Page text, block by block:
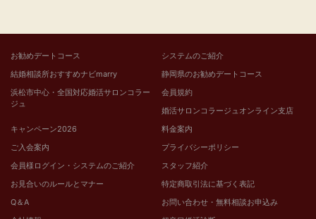
お勧めデートコース
システムのご紹介
結婚相談所おすすめナビmarry
静岡県のお勧めデートコース
浜松市中心・全国対応婚活サロンコラー
ジュ
会員規約
婚活サロンコラージュオンライン支店
キャンペーン2026
料金案内
ご入会案内
プライバシーポリシー
会員様ログイン・システムのご紹介
スタッフ紹介
お見合いのルールとマナー
特定商取引法に基づく表記
Q＆A
お問い合わせ・無料相談お申込み